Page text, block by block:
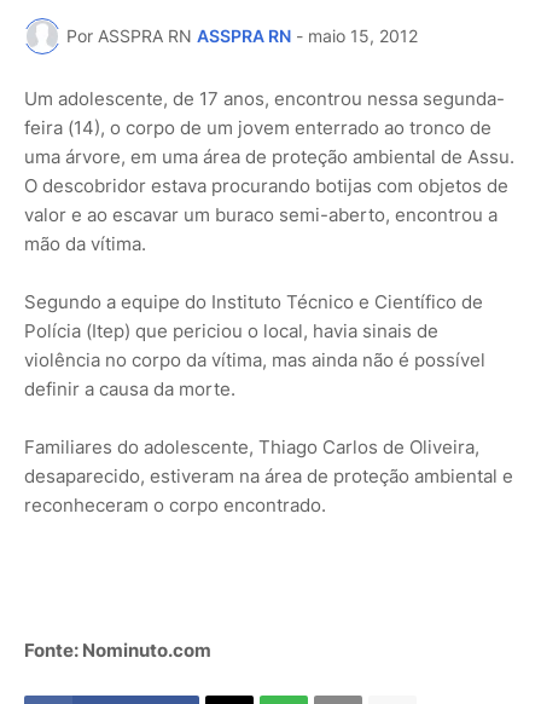
Por ASSPRA RN ASSPRA RN - maio 15, 2012
Um adolescente, de 17 anos, encontrou nessa segunda-
feira (14), o corpo de um jovem enterrado ao tronco de
uma árvore, em uma área de proteção ambiental de Assu.
O descobridor estava procurando botijas com objetos de
valor e ao escavar um buraco semi-aberto, encontrou a
mão da vítima.
Segundo a equipe do Instituto Técnico e Científico de
Polícia (Itep) que periciou o local, havia sinais de
violência no corpo da vítima, mas ainda não é possível
definir a causa da morte.
Familiares do adolescente, Thiago Carlos de Oliveira,
desaparecido, estiveram na área de proteção ambiental e
reconheceram o corpo encontrado.
Fonte: Nominuto.com